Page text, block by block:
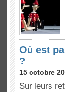
Où est
?
15 octobre
Sur leurs